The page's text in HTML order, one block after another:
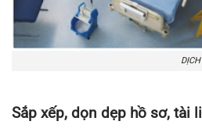
Sắp xếp, dọn dẹp hồ sơ, tài